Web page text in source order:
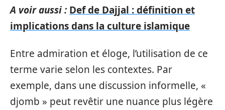
A voir aussi : Def de Dajjal : définition et
implications dans la culture islamique
Entre admiration et éloge, l’utilisation de ce
terme varie selon les contextes. Par
exemple, dans une discussion informelle, «
djomb » peut revêtir une nuance plus légère